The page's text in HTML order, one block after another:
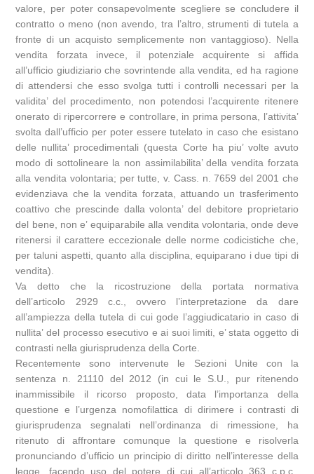
valore, per poter consapevolmente scegliere se concludere il
contratto o meno (non avendo, tra l’altro, strumenti di tutela a
fronte di un acquisto semplicemente non vantaggioso). Nella
vendita forzata invece, il potenziale acquirente si affida
all’ufficio giudiziario che sovrintende alla vendita, ed ha ragione
di attendersi che esso svolga tutti i controlli necessari per la
validita’ del procedimento, non potendosi l’acquirente ritenere
onerato di ripercorrere e controllare, in prima persona, l’attivita’
svolta dall’ufficio per poter essere tutelato in caso che esistano
delle nullita’ procedimentali (questa Corte ha piu’ volte avuto
modo di sottolineare la non assimilabilita’ della vendita forzata
alla vendita volontaria; per tutte, v. Cass. n. 7659 del 2001 che
evidenziava che la vendita forzata, attuando un trasferimento
coattivo che prescinde dalla volonta’ del debitore proprietario
del bene, non e’ equiparabile alla vendita volontaria, onde deve
ritenersi il carattere eccezionale delle norme codicistiche che,
per taluni aspetti, quanto alla disciplina, equiparano i due tipi di
vendita).
Va detto che la ricostruzione della portata normativa
dell’articolo 2929 c.c., ovvero l’interpretazione da dare
all’ampiezza della tutela di cui gode l’aggiudicatario in caso di
nullita’ del processo esecutivo e ai suoi limiti, e’ stata oggetto di
contrasti nella giurisprudenza della Corte.
Recentemente sono intervenute le Sezioni Unite con la
sentenza n. 21110 del 2012 (in cui le S.U., pur ritenendo
inammissibile il ricorso proposto, data l’importanza della
questione e l’urgenza nomofilattica di dirimere i contrasti di
giurisprudenza segnalati nell’ordinanza di rimessione, ha
ritenuto di affrontare comunque la questione e risolverla
pronunciando d’ufficio un principio di diritto nell’interesse della
legge, facendo uso del potere di cui all’articolo 363 c.p.c.,